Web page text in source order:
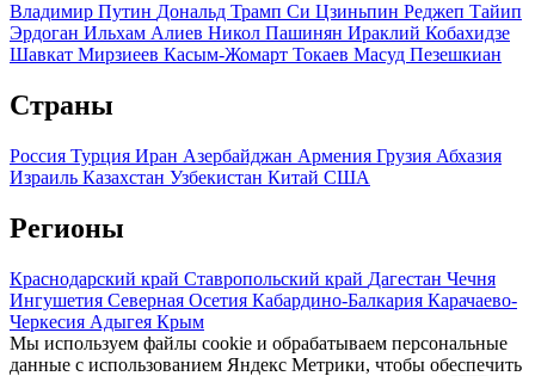
Владимир Путин Дональд Трамп Си Цзиньпин Реджеп Тайип
Эрдоган Ильхам Алиев Никол Пашинян Ираклий Кобахидзе
Шавкат Мирзиеев Касым-Жомарт Токаев Масуд Пезешкиан
Страны
Россия Турция Иран Азербайджан Армения Грузия Абхазия
Израиль Казахстан Узбекистан Китай США
Регионы
Краснодарский край Ставропольский край Дагестан Чечня
Ингушетия Северная Осетия Кабардино-Балкария Карачаево-
Черкесия Адыгея Крым
Мы используем файлы cookie и обрабатываем персональные
данные с использованием Яндекс Метрики, чтобы обеспечить